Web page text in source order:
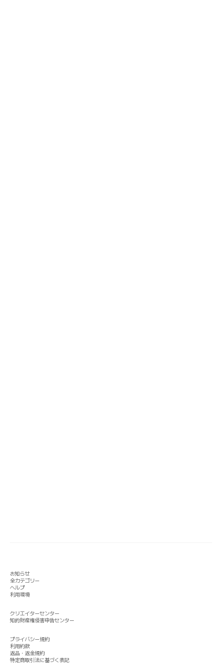
お知らせ
全カテゴリー
ヘルプ
利用環境
クリエイターセンター
知的財産権侵害申告センター
プライバシー規約
利用約款
返品・返金規約
特定商取引法に基づく表記